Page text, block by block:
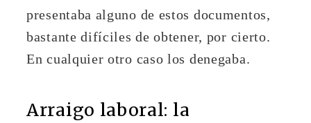
presentaba alguno de estos documentos,
bastante difíciles de obtener, por cierto.
En cualquier otro caso los denegaba.
Arraigo laboral: la